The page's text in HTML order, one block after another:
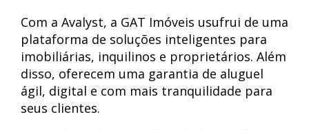
Com a Avalyst, a GAT Imóveis usufrui de uma
plataforma de soluções inteligentes para
imobiliárias, inquilinos e proprietários. Além
disso, oferecem uma garantia de aluguel
ágil, digital e com mais tranquilidade para
seus clientes.